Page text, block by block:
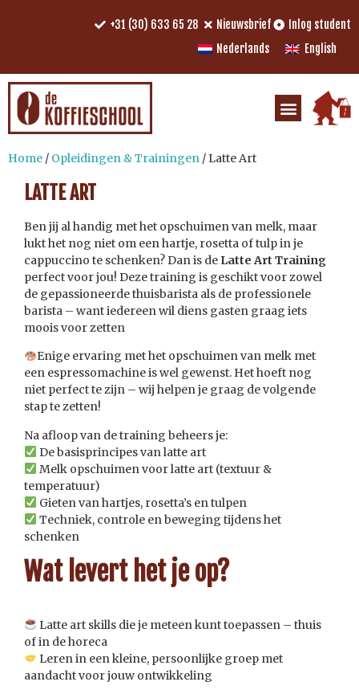
+31 (30) 633 65 28 Nieuwsbrief
Inlog student
Nederlands
English
Home / Opleidingen & Trainingen / Latte Art
LATTE ART
Ben jij al handig met het opschuimen van melk, maar
lukt het nog niet om een hartje, rosetta of tulp in je
cappuccino te schenken? Dan is de Latte Art Training
perfect voor jou! Deze training is geschikt voor zowel
de gepassioneerde thuisbarista als de professionele
barista – want iedereen wil diens gasten graag iets
moois voor zetten
Enige ervaring met het opschuimen van melk met
een espressomachine is wel gewenst. Het hoeft nog
niet perfect te zijn – wij helpen je graag de volgende
stap te zetten!
Na afloop van de training beheers je:
De basisprincipes van latte art
Melk opschuimen voor latte art (textuur &
temperatuur)
Gieten van hartjes, rosetta’s en tulpen
Techniek, controle en beweging tijdens het
schenken
Wat levert het je op?
Latte art skills die je meteen kunt toepassen – thuis
of in de horeca
Leren in een kleine, persoonlijke groep met
aandacht voor jouw ontwikkeling